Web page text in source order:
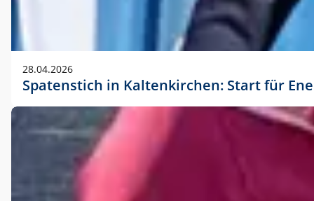
28.04.2026
Spatenstich in Kaltenkirchen: Start für